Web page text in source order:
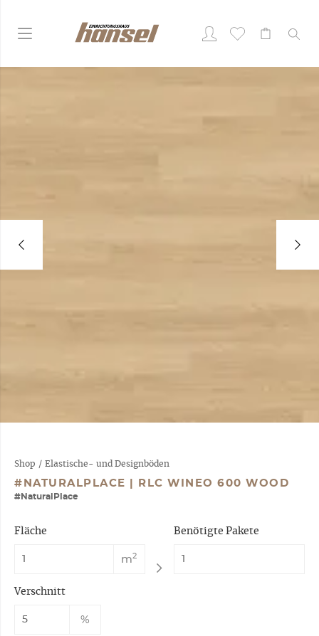
Shop / Elastische- und Designböden
#NATURALPLACE | RLC WINEO 600 WOOD
#NaturalPlace
Fläche
m2
Benötigte Pakete
Verschnitt
%